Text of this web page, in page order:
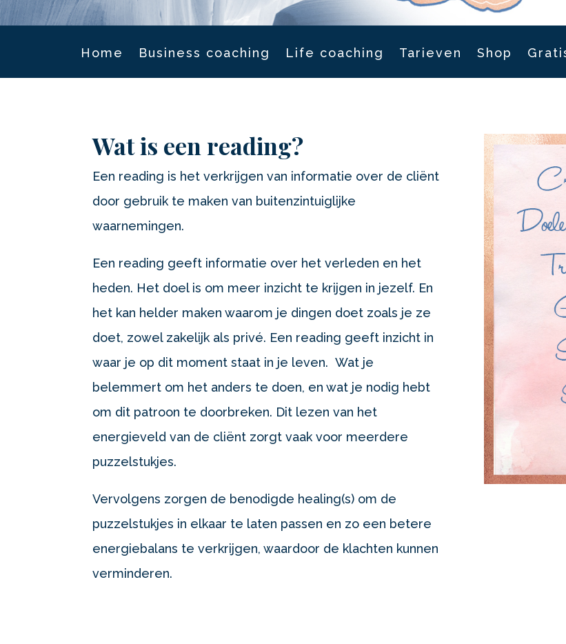
Home Business coaching Life coaching Tarieven Shop
Wat is een reading?
Een reading is het verkrijgen van informatie over de cliënt
door gebruik te maken van buitenzintuiglijke
waarnemingen.
Een reading geeft informatie over het verleden en het
heden. Het doel is om meer inzicht te krijgen in jezelf. En
het kan helder maken waarom je dingen doet zoals je ze
doet, zowel zakelijk als privé. Een reading geeft inzicht in
waar je op dit moment staat in je leven. Wat je
belemmert om het anders te doen, en wat je nodig hebt
om dit patroon te doorbreken. Dit lezen van het
energieveld van de cliënt zorgt vaak voor meerdere
puzzelstukjes.
Vervolgens zorgen de benodigde healing(s) om de
puzzelstukjes in elkaar te laten passen en zo een betere
energiebalans te verkrijgen, waardoor de klachten kunnen
verminderen.